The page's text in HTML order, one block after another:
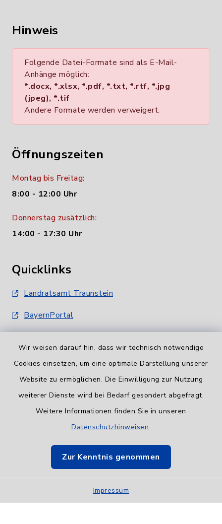
Wir weisen darauf hin, dass wir technisch notwendige
Cookies einsetzen, um eine optimale Darstellung unserer
Website zu ermöglichen. Die Einwilligung zur Nutzung
weiterer Dienste wird bei Bedarf gesondert abgefragt.
Weitere Informationen finden Sie in unseren
Datenschutzhinweisen.
Zur Kenntnis genommen
Impressum
Hinweis
Folgende Datei-Formate sind als E-Mail-
Anhänge möglich:
*.docx, *.xlsx, *.pdf, *.txt, *.rtf, *.jpg
(jpeg), *.tif
Andere Formate werden verweigert.
Öffnungszeiten
Montag bis Freitag:
8:00 - 12:00 Uhr
Donnerstag zusätzlich:
14:00 - 17:30 Uhr
Quicklinks
Landratsamt Traunstein
BayernPortal
Barrierefreiheit
Impressum
Sitemap